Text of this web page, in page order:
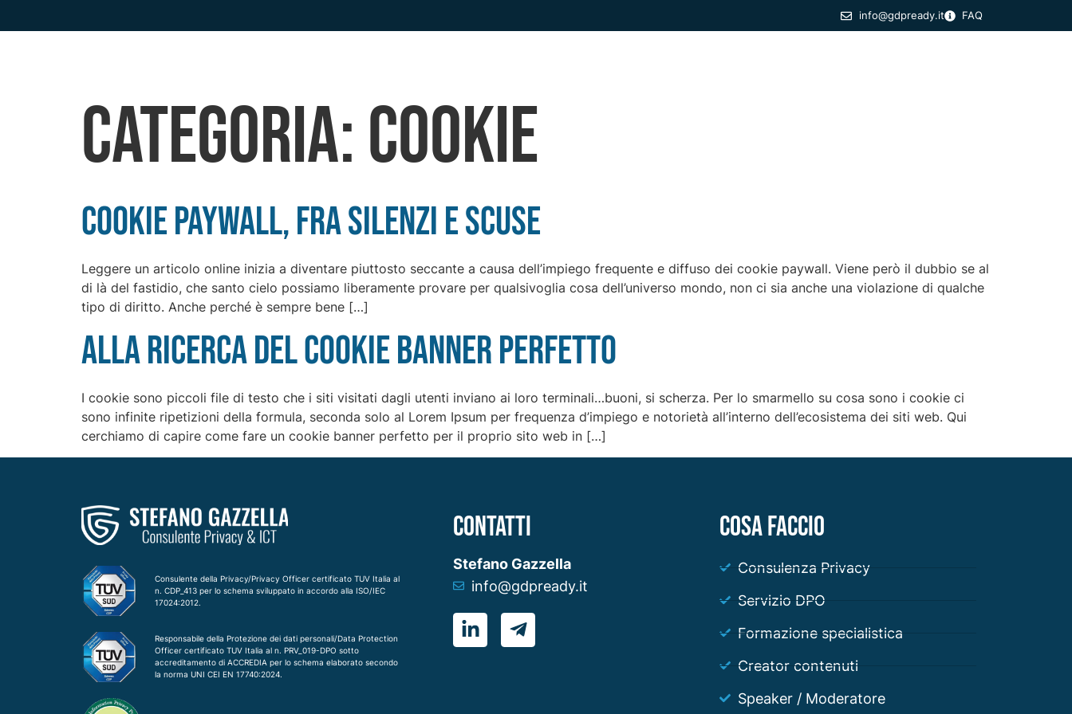
info@gdpready.it FAQ
Categoria:Cookie
Cookie paywall, fra silenzi e scuse
Leggere un articolo online inizia a diventare piuttosto seccante a causa dell’impiego frequente e diffuso dei cookie paywall. Viene però il dubbio se al
di là del fastidio, che santo cielo possiamo liberamente provare per qualsivoglia cosa dell’universo mondo, non ci sia anche una violazione di qualche
tipo di diritto. Anche perché è sempre bene […]
Alla ricerca del cookie banner perfetto
I cookie sono piccoli file di testo che i siti visitati dagli utenti inviano ai loro terminali…buoni, si scherza. Per lo smarmello su cosa sono i cookie ci
sono infinite ripetizioni della formula, seconda solo al Lorem Ipsum per frequenza d’impiego e notorietà all’interno dell’ecosistema dei siti web. Qui
cerchiamo di capire come fare un cookie banner perfetto per il proprio sito web in […]
Consulente della Privacy/Privacy Officer certificato TUV Italia al
n. CDP_413 per lo schema sviluppato in accordo alla ISO/IEC
17024:2012.
Responsabile della Protezione dei dati personali/Data Protection
Officer certificato TUV Italia al n. PRV_019-DPO sotto
accreditamento di ACCREDIA per lo schema elaborato secondo
la norma UNI CEI EN 17740:2024.
CONTATTI
Stefano Gazzella
info@gdpready.it
COSA FACCIO
Consulenza Privacy
Servizio DPO
Formazione specialistica
Creator contenuti
Speaker / Moderatore